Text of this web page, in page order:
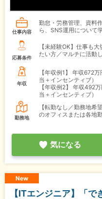
仕事内容
勤怠・労務管理、資料
ら、SNS運用について
応募条件
【未経験OK】仕事も
たい方／マルチに活動
年収
【年収例1】
年収672万
当＋インセンティブ）
【年収例2】
年収492
当＋インセンティブ）
勤務地
【転勤なし／勤務地希
のオフィスまたは各地
気になる
New
【ITエンジニア】「